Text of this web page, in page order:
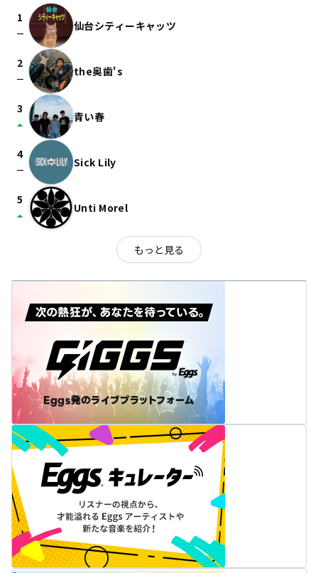
1
check_indeterminate_small 仙台シティーキャッツ
2
check_indeterminate_small the奥歯's
3
arrow_drop_up 青い春
4
check_indeterminate_small Sick Lily
5
arrow_drop_up Unti Morel
もっと見る